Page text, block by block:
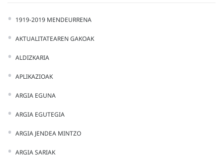
1919-2019 MENDEURRENA
AKTUALITATEAREN GAKOAK
ALDIZKARIA
APLIKAZIOAK
ARGIA EGUNA
ARGIA EGUTEGIA
ARGIA JENDEA MINTZO
ARGIA SARIAK